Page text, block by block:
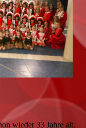
wieder 33 Jahre alt.